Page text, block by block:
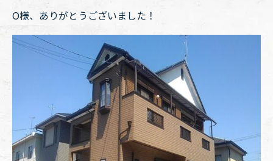
O様、ありがとうございました！